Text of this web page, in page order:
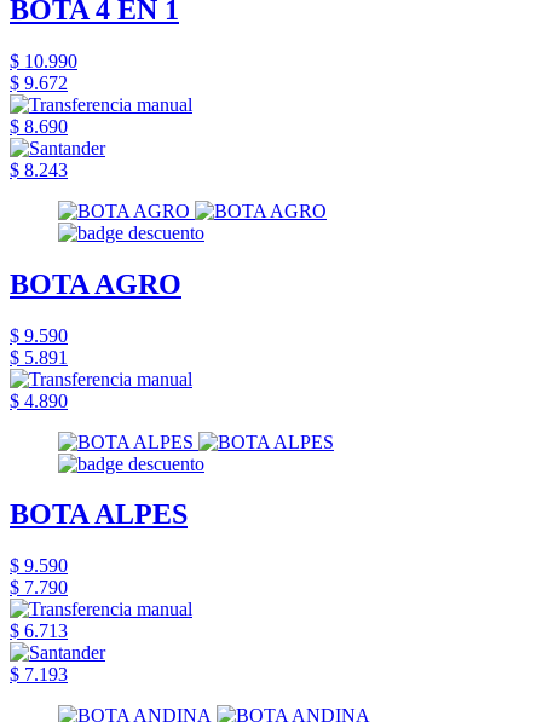
BOTA 4 EN 1
$ 10.990
$ 9.672
$ 8.690
$ 8.243
BOTA AGRO
$ 9.590
$ 5.891
$ 4.890
BOTA ALPES
$ 9.590
$ 7.790
$ 6.713
$ 7.193